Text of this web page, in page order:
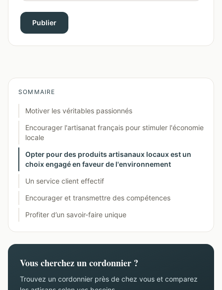
Publier
SOMMAIRE
Motiver les véritables passionnés
Encourager l'artisanat français pour stimuler l'économie
locale
Opter pour des produits artisanaux locaux est un
choix engagé en faveur de l'environnement
Un service client effectif
Encourager et transmettre des compétences
Profiter d’un savoir-faire unique
Vous cherchez un cordonnier ?
Trouvez un cordonnier près de chez vous et comparez